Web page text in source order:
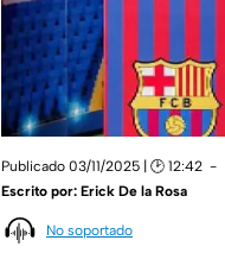
Publicado 03/11/2025 | 🕑 12:42
Escrito por: Erick De la Rosa
No soportado